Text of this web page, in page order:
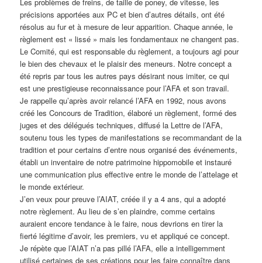
précisions apportées aux PC et bien d’autres détails, ont été
résolus au fur et à mesure de leur apparition. Chaque année, le
règlement est « lissé » mais les fondamentaux ne changent pas.
Le Comité, qui est responsable du règlement, a toujours agi pour
le bien des chevaux et le plaisir des meneurs. Notre concept a
été repris par tous les autres pays désirant nous imiter, ce qui
est une prestigieuse reconnaissance pour l’AFA et son travail.
Je rappelle qu’après avoir relancé l’AFA en 1992, nous avons
créé les Concours de Tradition, élaboré un règlement, formé des
juges et des délégués techniques, diffusé la Lettre de l’AFA,
soutenu tous les types de manifestations se recommandant de la
tradition et pour certains d’entre nous organisé des événements,
établi un inventaire de notre patrimoine hippomobile et instauré
une communication plus effective entre le monde de l’attelage et
le monde extérieur.
J’en veux pour preuve l’AIAT, créée il y a 4 ans, qui a adopté
notre règlement. Au lieu de s’en plaindre, comme certains
auraient encore tendance à le faire, nous devrions en tirer la
fierté légitime d’avoir, les premiers, vu et appliqué ce concept.
Je répète que l’AIAT n’a pas pillé l’AFA, elle a intelligemment
utilisé certaines de ses créations pour les faire connaître dans